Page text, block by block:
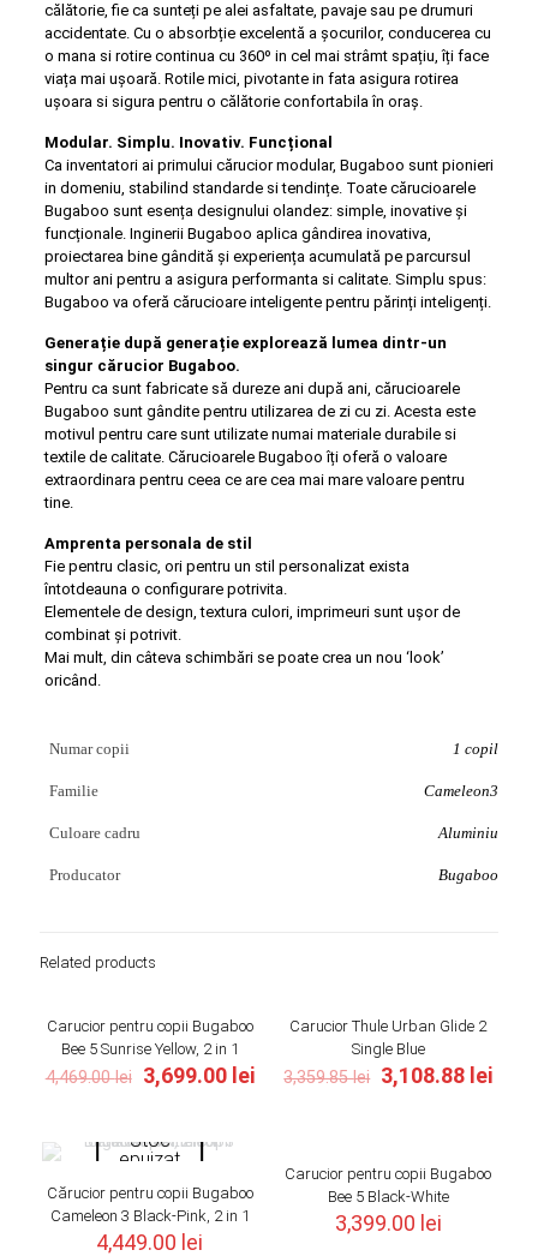
călătorie, fie ca sunteți pe alei asfaltate, pavaje sau pe drumuri
accidentate. Cu o absorbție excelentă a șocurilor, conducerea cu
o mana si rotire continua cu 360º in cel mai strâmt spațiu, îți face
viața mai ușoară. Rotile mici, pivotante in fata asigura rotirea
ușoara si sigura pentru o călătorie confortabila în oraș.
Modular. Simplu. Inovativ. Funcțional
Ca inventatori ai primului cărucior modular, Bugaboo sunt pionieri
in domeniu, stabilind standarde si tendințe. Toate cărucioarele
Bugaboo sunt esența designului olandez: simple, inovative și
funcționale. Inginerii Bugaboo aplica gândirea inovativa,
proiectarea bine gândită și experiența acumulată pe parcursul
multor ani pentru a asigura performanta si calitate. Simplu spus:
Bugaboo va oferă cărucioare inteligente pentru părinți inteligenți.
Generație după generație explorează lumea dintr-un
singur cărucior Bugaboo.
Pentru ca sunt fabricate să dureze ani după ani, cărucioarele
Bugaboo sunt gândite pentru utilizarea de zi cu zi. Acesta este
motivul pentru care sunt utilizate numai materiale durabile si
textile de calitate. Cărucioarele Bugaboo îți oferă o valoare
extraordinara pentru ceea ce are cea mai mare valoare pentru
tine.
Amprenta personala de stil
Fie pentru clasic, ori pentru un stil personalizat exista
întotdeauna o configurare potrivita.
Elementele de design, textura culori, imprimeuri sunt ușor de
combinat și potrivit.
Mai mult, din câteva schimbări se poate crea un nou ‘look’
oricând.
Numar copii 1 copil
Familie Cameleon3
Culoare cadru Aluminiu
Producator Bugaboo
Related products
ON SALE
Carucior pentru copii Bugaboo
Bee 5 Sunrise Yellow, 2 in 1
4,469.00lei
Original
4,469.00 lei.
3,699.00 leiCurrent
ON SALE
Carucior Thule Urban Glide 2
Single Blue
3,359.85lei Original
3,108.88 lei
Stoc
epuizat
Cărucior pentru copii Bugaboo
Cameleon 3 Black-Pink, 2 in 1
4,449.00 lei
Carucior pentru copii Bugaboo
Bee 5 Black-White
3,399.00 lei